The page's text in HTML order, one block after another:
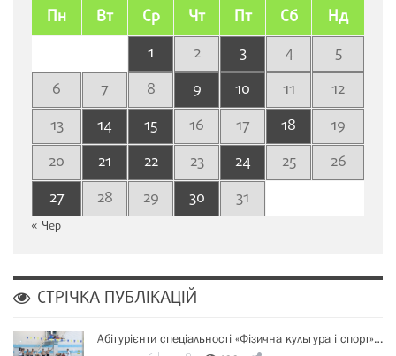
Пн Вт Ср Чт Пт Сб Нд
1 2 3 4
5
6
7 8 9 10 11
12
13
14 15 16 17 18
19
20
21 22 23 24 25
26
27
28 29 30 31
« Чер
СТРІЧКА ПУБЛІКАЦІЙ
Абітурієнти спеціальності «Фізична культура і спорт»…